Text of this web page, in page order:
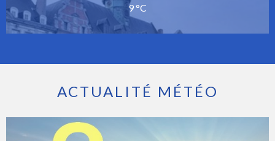
9 °C
ACTUALITÉ MÉTÉO